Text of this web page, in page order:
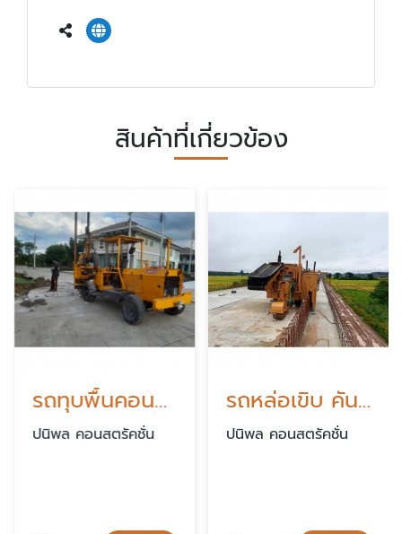
สินค้าที่เกี่ยวข้อง
รถทุบพื้นคอนกรีต
ปนิพล คอนสตรัคชั่น
รถหล่อเขิบ คันหิน
ปนิพล คอนสตรัคชั่น